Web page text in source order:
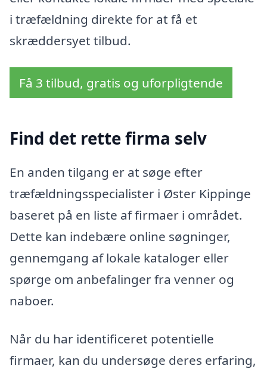
i træfældning direkte for at få et
skræddersyet tilbud.
Få 3 tilbud, gratis og uforpligtende
Find det rette firma selv
En anden tilgang er at søge efter
træfældningsspecialister i Øster Kippinge
baseret på en liste af firmaer i området.
Dette kan indebære online søgninger,
gennemgang af lokale kataloger eller
spørge om anbefalinger fra venner og
naboer.
Når du har identificeret potentielle
firmaer, kan du undersøge deres erfaring,